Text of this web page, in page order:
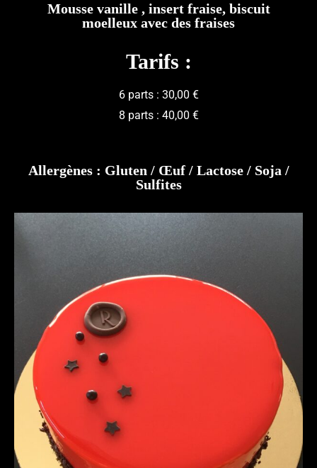
Mousse vanille , insert fraise, biscuit
moelleux avec des fraises
Tarifs :
6 parts : 30,00 €
8 parts : 40,00 €
Allergènes : Gluten / Œuf / Lactose / Soja /
Sulfites